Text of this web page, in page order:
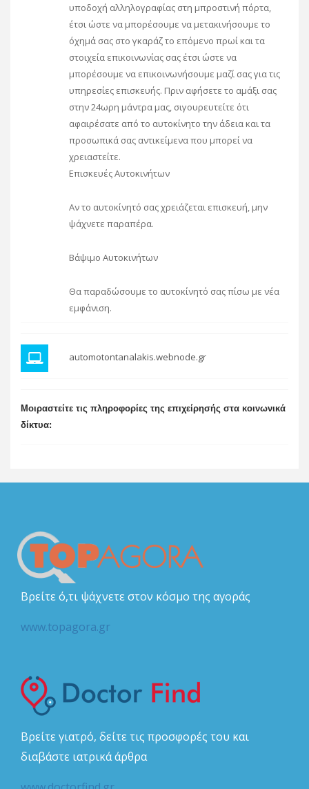
υποδοχή αλληλογραφίας στη μπροστινή πόρτα,
έτσι ώστε να μπορέσουμε να μετακινήσουμε το
όχημά σας στο γκαράζ το επόμενο πρωί και τα
στοιχεία επικοινωνίας σας έτσι ώστε να
μπορέσουμε να επικοινωνήσουμε μαζί σας για τις
υπηρεσίες επισκευής. Πριν αφήσετε το αμάξι σας
στην 24ωρη μάντρα μας, σιγουρευτείτε ότι
αφαιρέσατε από το αυτοκίνητο την άδεια και τα
προσωπικά σας αντικείμενα που μπορεί να
χρειαστείτε.
Επισκευές Αυτοκινήτων
Αν το αυτοκίνητό σας χρειάζεται επισκευή, μην
ψάχνετε παραπέρα.
Βάψιμο Αυτοκινήτων
Θα παραδώσουμε το αυτοκίνητό σας πίσω με νέα
εμφάνιση.
automotontanalakis.webnode.gr
Μοιραστείτε τις πληροφορίες της επιχείρησής στα κοινωνικά
δίκτυα:
Βρείτε ό,τι ψάχνετε στον κόσμο της αγοράς
www.topagora.gr
Βρείτε γιατρό, δείτε τις προσφορές του και
διαβάστε ιατρικά άρθρα